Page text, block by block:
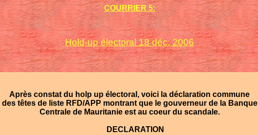
COURRIER 5:
Hold-up électoral 18 déc. 2006
Après constat du holp up électoral, voici la déclaration commune
des têtes de liste RFD/APP montrant que le gouverneur de la Banque
Centrale de Mauritanie est au coeur du scandale.
DECLARATION